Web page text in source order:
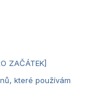
ZAČÁTEK]
které používám